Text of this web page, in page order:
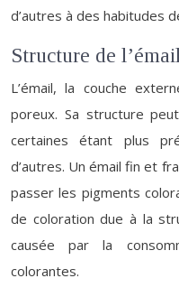
d’autres à des habitudes
Structure de
L’émail, la couche
poreux. Sa structure
certaines étant plus
d’autres. Un émail fin et
passer les pigments
de coloration due à la
causée par la
colorantes.